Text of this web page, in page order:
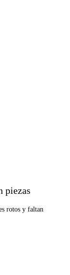
piezas
rotos y faltan